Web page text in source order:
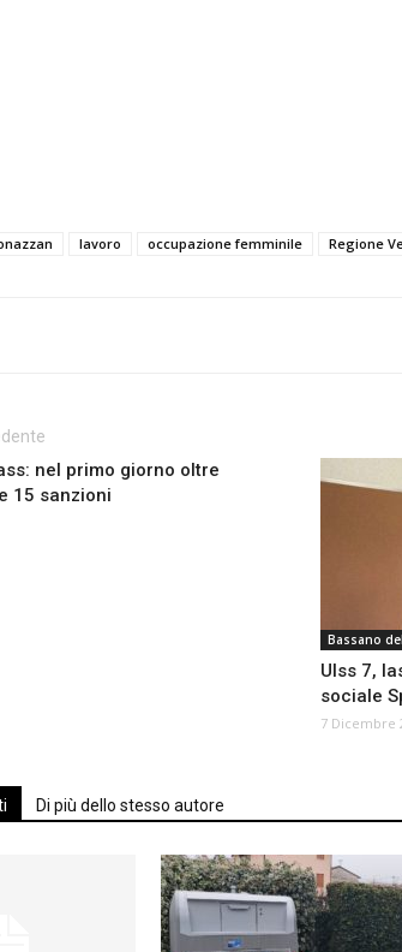
lavoro occupazione femminile Regione
nel primo giorno oltre
15 sanzioni
Bassano
Ulss 7,
sociale
7 Dicembre
Di più dello stesso autore